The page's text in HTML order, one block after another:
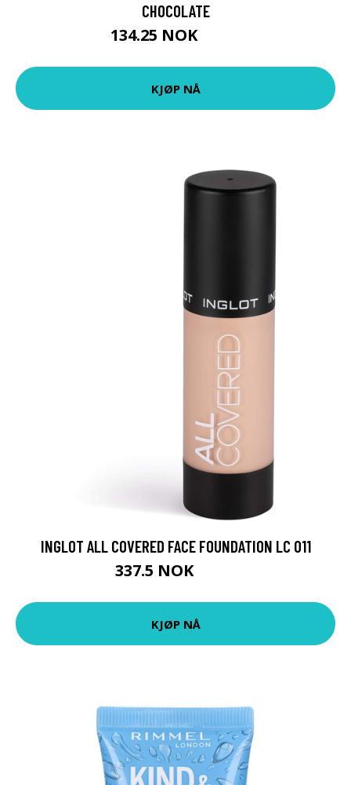
CHOCOLATE
134.25 NOK
KJØP NÅ
INGLOT ALL COVERED FACE FOUNDATION LC 011
337.5 NOK
KJØP NÅ